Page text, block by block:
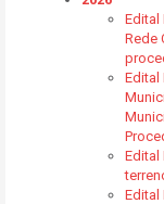
Edital
Rede
Edital
Edital
Edital